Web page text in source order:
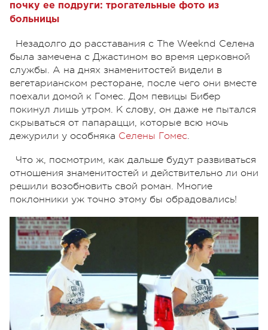
почку ее подруги: трогательные фото из
больницы
Незадолго до расставания с The Weeknd Селена
была замечена с Джастином во время церковной
службы. А на днях знаменитостей видели в
вегетарианском ресторане, после чего они вместе
поехали домой к Гомес. Дом певицы Бибер
покинул лишь утром. К слову, он даже не пытался
скрываться от папарацци, которые всю ночь
дежурили у особняка Селены Гомес.
Что ж, посмотрим, как дальше будут развиваться
отношения знаменитостей и действительно ли они
решили возобновить свой роман. Многие
поклонники уж точно этому бы обрадовались!